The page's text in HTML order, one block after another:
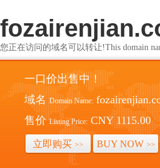
您正在访问的域名可以转让!This domain
一口价出售中！
域名 Domain Name:
售价 Listing Price: CNY 1115.00
立即购买 >> BUY NOW >>